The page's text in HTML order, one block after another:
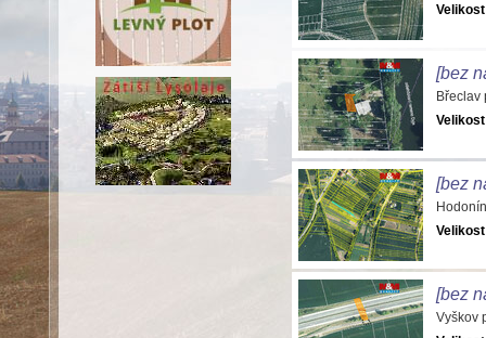
[bez
Břeclav
[bez
[bez
Vyškov